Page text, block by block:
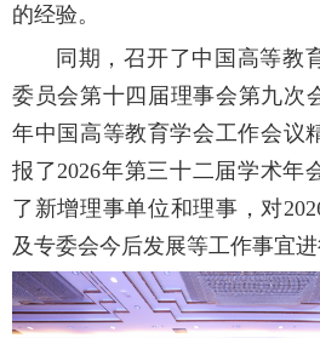
的经验。
同期，召开了中国高等教
委员会第十四届理事会第九次
年中国高等教育学会工作会议
报了2026年第三十二届学术年
了新增理事单位和理事，对
及专委会今后发展等工作事宜进